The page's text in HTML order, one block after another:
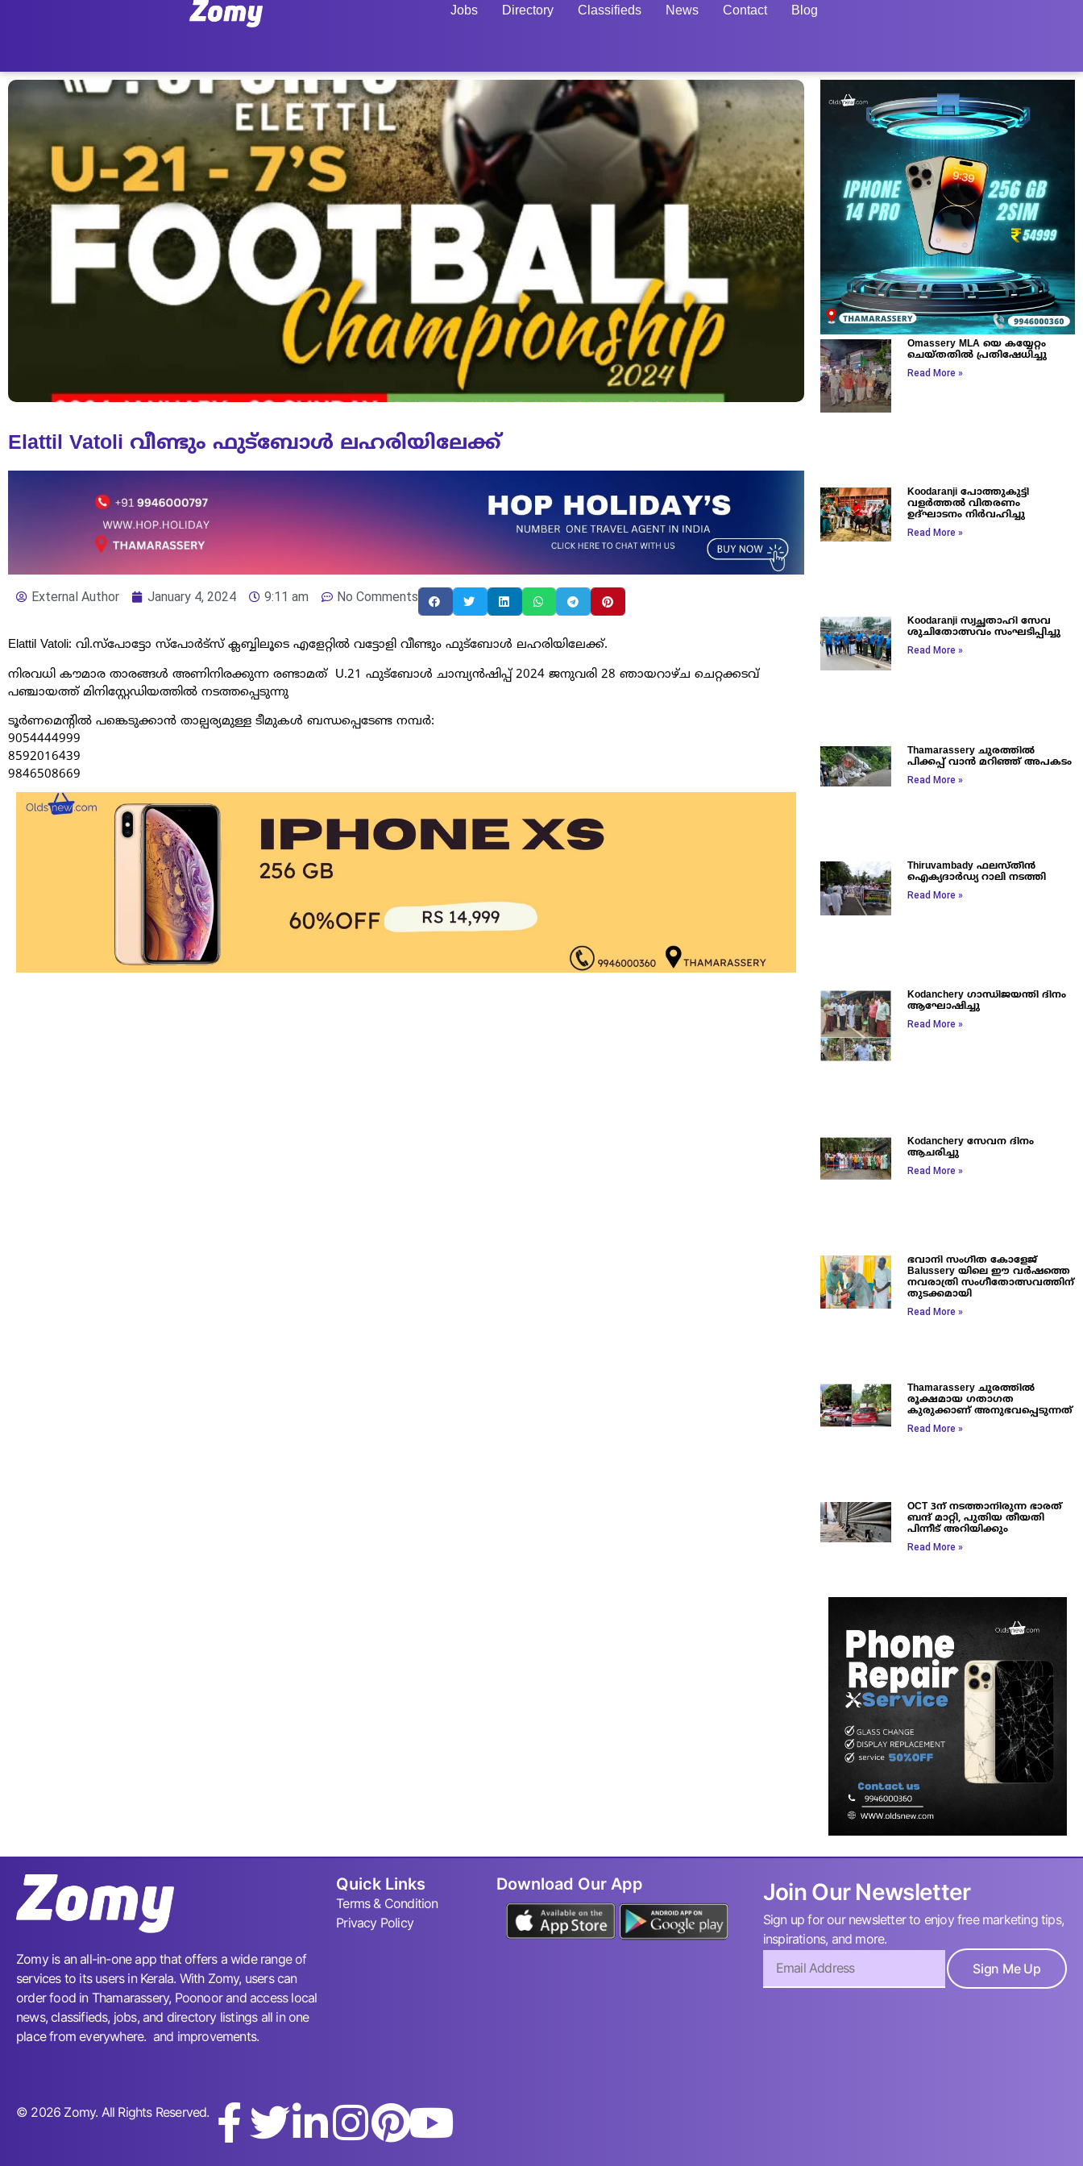
Jobs Directory Classifieds News Contact Blog
Elattil Vatoli വീണ്ടും ഫുട്ബോൾ ലഹരിയിലേക്ക്
External Author January 4, 2024 9:11 am No Comments
Elattil Vatoli: വി.സ്പോട്ടോ സ്പോർട്സ് ക്ലബ്ബിലൂടെ എളേറ്റിൽ വട്ടോളി വീണ്ടും ഫുട്ബോൾ ലഹരിയിലേക്ക്.
നിരവധി കൗമാര താരങ്ങൾ അണിനിരക്കുന്ന രണ്ടാമത് U.21 ഫുട്ബോൾ ചാമ്പ്യൻഷിപ്പ് 2024 ജനുവരി 28 ഞായറാഴ്ച ചെറ്റക്കടവ്
പഞ്ചായത്ത് മിനിസ്റ്റേഡിയത്തിൽ നടത്തപ്പെടുന്നു
ടൂർണമെന്റിൽ പങ്കെടുക്കാൻ താല്പര്യമുള്ള ടീമുകൾ ബന്ധപ്പെടേണ്ട നമ്പർ:
9054444999
8592016439
9846508669
Omassery MLA യെ കയ്യേറ്റം
ചെയ്തതിൽ പ്രതിഷേധിച്ചു
Read More »
Koodaranji പോത്തുകുട്ടി
വളർത്തൽ വിതരണം
ഉദ്ഘാടനം നിർവഹിച്ചു
Read More »
Koodaranji സ്വച്ഛതാഹി സേവ
ശുചിതോത്സവം സംഘടിപ്പിച്ചു
Read More »
Thamarassery ചുരത്തിൽ
പിക്കപ്പ് വാൻ മറിഞ്ഞ് അപകടം
Read More »
Thiruvambady ഫലസ്തീൻ
ഐക്യദാർഡ്യ റാലി നടത്തി
Read More »
Kodanchery ഗാന്ധിജയന്തി ദിനം
ആഘോഷിച്ചു
Read More »
Kodanchery സേവന ദിനം
ആചരിച്ചു
Read More »
ഭവാനി സംഗീത കോളേജ്
Balussery യിലെ ഈ വർഷത്തെ
നവരാത്രി സംഗീതോത്സവത്തിന്
തുടക്കമായി
Read More »
Thamarassery ചുരത്തിൽ
രൂക്ഷമായ ഗതാഗത
കുരുക്കാണ് അനുഭവപ്പെടുന്നത്
Read More »
OCT 3ന് നടത്താനിരുന്ന ഭാരത്
ബന്ദ് മാറ്റി, പുതിയ തീയതി
പിന്നീട് അറിയിക്കും
Read More »
Zomy is an all-in-one app that offers a wide range of
services to its users in Kerala. With Zomy, users can
order food in Thamarassery, Poonoor and access local
news, classifieds, jobs, and directory listings all in one
place from everywhere. and improvements.
Quick Links
Terms & Condition
Privacy Policy
Download Our App Join Our Newsletter
Sign up for our newsletter to enjoy free marketing tips,
inspirations, and more.
Sign Me Up
© 2026 Zomy. All Rights Reserved.